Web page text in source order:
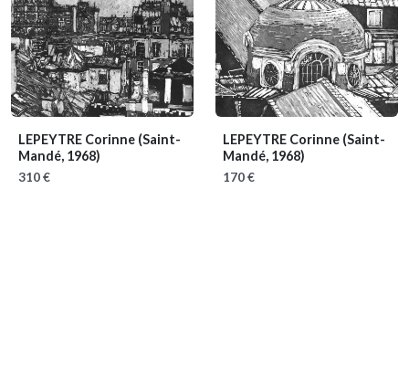
LEPEYTRE Corinne (Saint-
Mandé, 1968)
310 €
LEPEYTRE Corinne (Saint-
Mandé, 1968)
170 €